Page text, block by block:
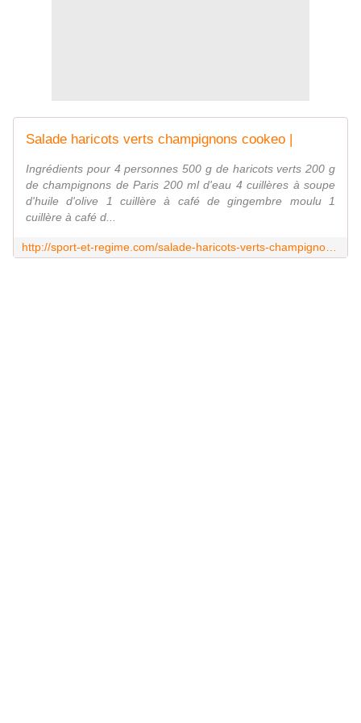
Salade haricots verts champignons cookeo |
Ingrédients pour 4 personnes 500 g de haricots verts 200 g
de champignons de Paris 200 ml d'eau 4 cuillères à soupe
d'huile d'olive 1 cuillère à café de gingembre moulu 1
cuillère à café d...